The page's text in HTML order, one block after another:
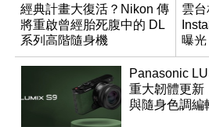
經典計畫大復活？Nikon 傳
將重啟曾經胎死腹中的 DL
系列高階隨身機
雲
曝光
Panasonic
重大韌體更新
與隨身色調編